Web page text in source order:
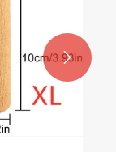
